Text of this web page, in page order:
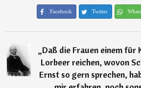
Facebook Twitter
„Daß die Frauen einem für
Lorbeer reichen, wovon
Ernst so gern sprechen,